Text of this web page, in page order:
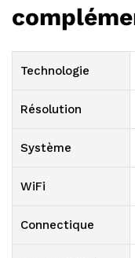
Technologie
Résolution
Système
WiFi
Connectique